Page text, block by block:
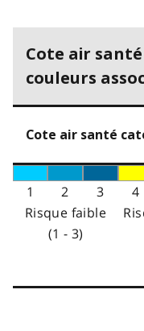
Cote air
couleurs
Cote air santé
1 2 3 4
Risque faible
(1 - 3)